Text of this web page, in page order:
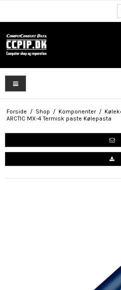
Forside / Shop / Komponenter /
ARCTIC MX-4 Termisk paste Kølepasta